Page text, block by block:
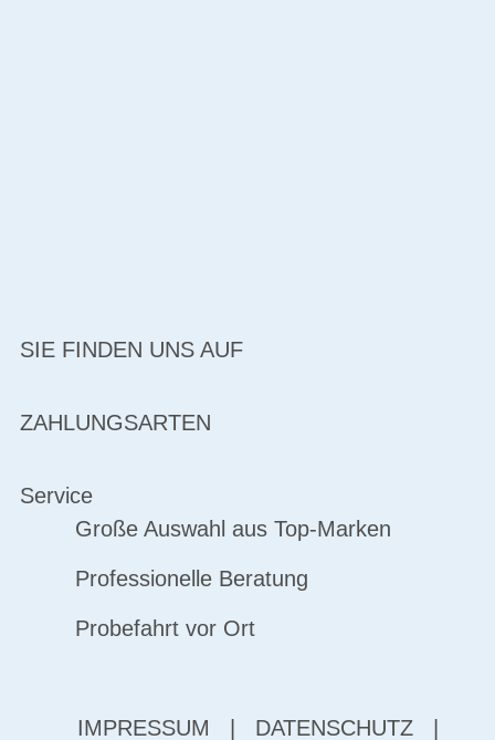
SIE FINDEN UNS AUF
ZAHLUNGSARTEN
Service
Große Auswahl aus Top-Marken
Professionelle Beratung
Probefahrt vor Ort
IMPRESSUM DATENSCHUTZ